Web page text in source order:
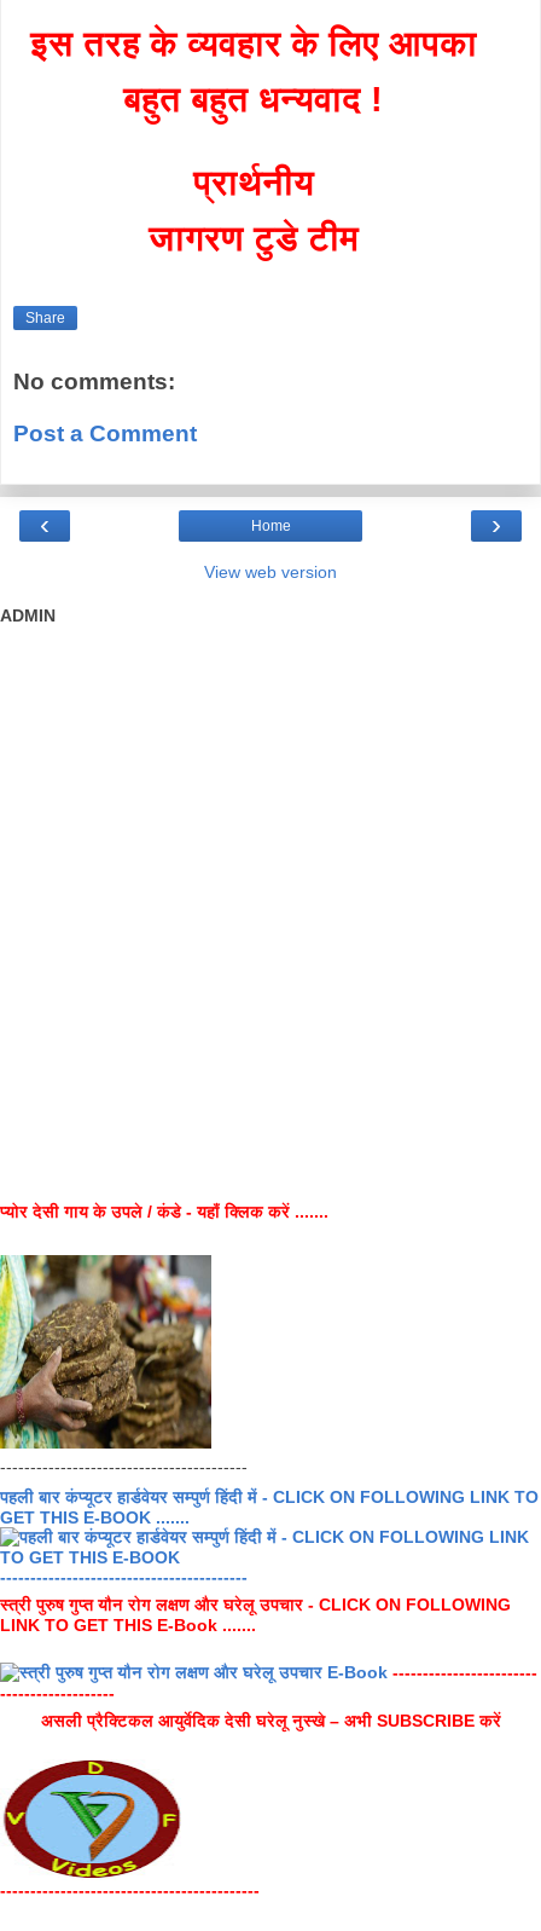
इस तरह के व्यवहार के लिए आपका
बहुत बहुत धन्यवाद !
प्रार्थनीय
जागरण टुडे टीम
Share
No comments:
Post a Comment
‹ ›
Home
View web version
ADMIN
प्योर देसी गाय के उपले / कंडे - यहाँ क्लिक करें .......
-----------------------------------------
पहली बार कंप्यूटर हार्डवेयर सम्पुर्ण हिंदी में - CLICK ON FOLLOWING LINK TO
GET THIS E-BOOK .......
-----------------------------------------
स्त्री पुरुष गुप्त यौन रोग लक्षण और घरेलू उपचार - CLICK ON FOLLOWING
LINK TO GET THIS E-Book .......
------------------------
-------------------
असली प्रैक्टिकल आयुर्वेदिक देसी घरेलू नुस्खे – अभी SUBSCRIBE करें
-------------------------------------------